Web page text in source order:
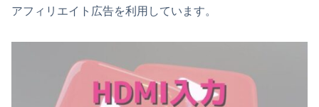
アフィリエイト広告を利用しています。